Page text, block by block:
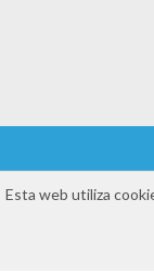
Esta web utiliza